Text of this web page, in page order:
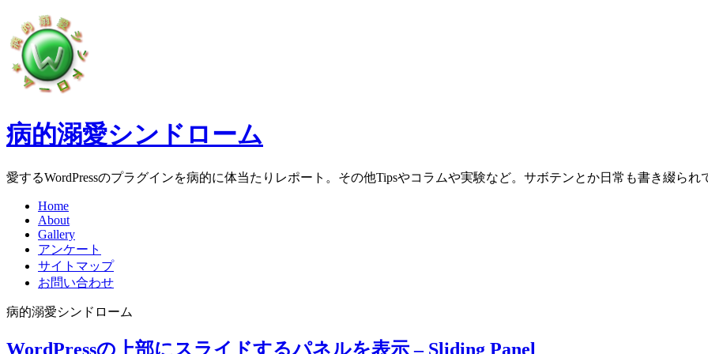
病的溺愛シンドローム
愛するWordPressのプラグインを病的に体当たりレポート。その他Tipsやコラムや実験など。サボテンとか日常も書き綴られ
Home
About
Gallery
アンケート
サイトマップ
お問い合わせ
病的溺愛シンドローム
WordPressの上部にスライドするパネルを表示 – Sliding Panel